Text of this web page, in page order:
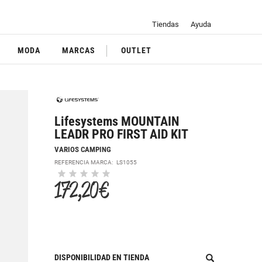
Tiendas Ayuda
MODA MARCAS OUTLET
Lifesystems MOUNTAIN
LEADR PRO FIRST AID KIT
VARIOS CAMPING
REFERENCIA MARCA:LS1055
172,20 €
DISPONIBILIDAD EN TIENDA